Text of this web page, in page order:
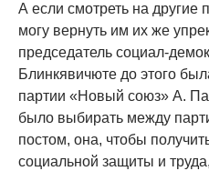
А если смотреть на другие
могу вернуть им их же
председатель социал-
Блинкявичюте до этого
партии «Новый союз» А.
было выбирать между
постом, она, чтобы
социальной защиты и